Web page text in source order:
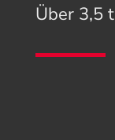
Über 3,5 t